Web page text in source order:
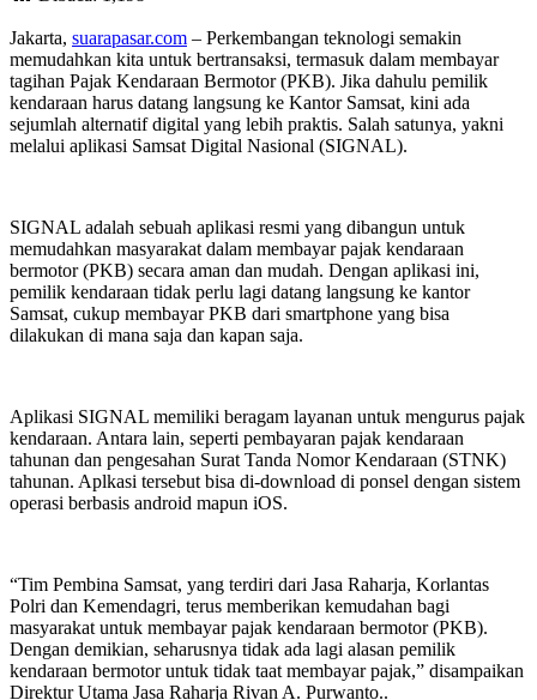
Jakarta, suarapasar.com – Perkembangan teknologi semakin
memudahkan kita untuk bertransaksi, termasuk dalam membayar
tagihan Pajak Kendaraan Bermotor (PKB). Jika dahulu pemilik
kendaraan harus datang langsung ke Kantor Samsat, kini ada
sejumlah alternatif digital yang lebih praktis. Salah satunya, yakni
melalui aplikasi Samsat Digital Nasional (SIGNAL).
SIGNAL adalah sebuah aplikasi resmi yang dibangun untuk
memudahkan masyarakat dalam membayar pajak kendaraan
bermotor (PKB) secara aman dan mudah. Dengan aplikasi ini,
pemilik kendaraan tidak perlu lagi datang langsung ke kantor
Samsat, cukup membayar PKB dari smartphone yang bisa
dilakukan di mana saja dan kapan saja.
Aplikasi SIGNAL memiliki beragam layanan untuk mengurus pajak
kendaraan. Antara lain, seperti pembayaran pajak kendaraan
tahunan dan pengesahan Surat Tanda Nomor Kendaraan (STNK)
tahunan. Aplkasi tersebut bisa di-download di ponsel dengan sistem
operasi berbasis android mapun iOS.
“Tim Pembina Samsat, yang terdiri dari Jasa Raharja, Korlantas
Polri dan Kemendagri, terus memberikan kemudahan bagi
masyarakat untuk membayar pajak kendaraan bermotor (PKB).
Dengan demikian, seharusnya tidak ada lagi alasan pemilik
kendaraan bermotor untuk tidak taat membayar pajak,” disampaikan
Direktur Utama Jasa Raharja Rivan A. Purwanto..